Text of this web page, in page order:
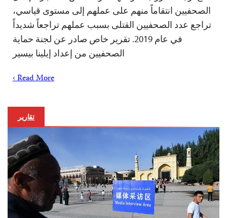
الصحفيين انتقاماً منهم على عملهم إلى مستوى قياسي،
تراجع عدد الصحفيين القتلى بسبب عملهم تراجعاً شديداً
في عام 2019. تقرير خاص صادر عن لجنة حماية
الصحفيين من إعداد إيلينا بيسير
Read More ›
تقارير